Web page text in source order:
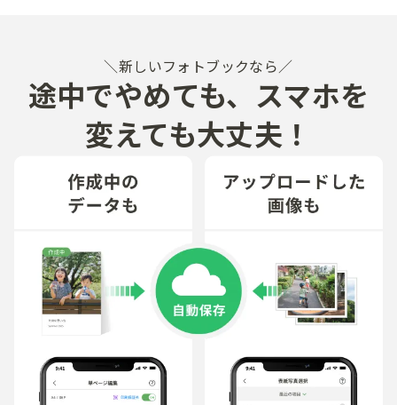
新しいフォトブックなら
途中で​やめても、​スマホを​
変えても​大丈夫！​